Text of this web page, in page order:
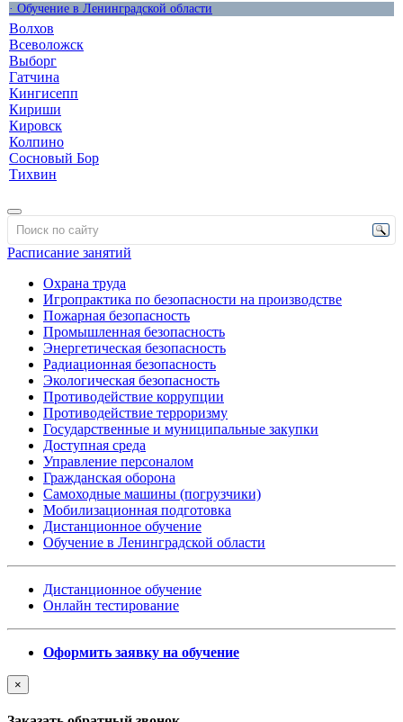
· Обучение в Ленинградской области
Волхов
Всеволожск
Выборг
Гатчина
Кингисепп
Кириши
Кировск
Колпино
Сосновый Бор
Тихвин
Расписание занятий
Охрана труда
Игропрактика по безопасности на производстве
Пожарная безопасность
Промышленная безопасность
Энергетическая безопасность
Радиационная безопасность
Экологическая безопасность
Противодействие коррупции
Противодействие терроризму
Государственные и муниципальные закупки
Доступная среда
Управление персоналом
Гражданская оборона
Самоходные машины (погрузчики)
Мобилизационная подготовка
Дистанционное обучение
Обучение в Ленинградской области
Дистанционное обучение
Онлайн тестирование
Оформить заявку на обучение
×